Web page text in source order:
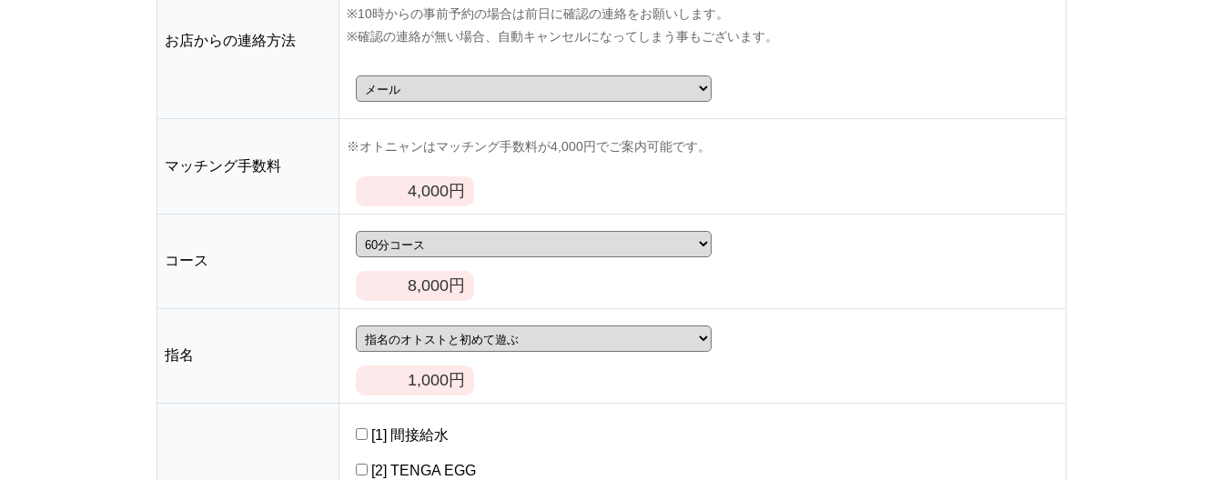
お店からの連絡方法
※10時からの事前予約の場合は前日に確認の連絡をお願いします。
※確認の連絡が無い場合、自動キャンセルになってしまう事もございます。
マッチング手数料
※オトニャンはマッチング手数料が4,000円でご案内可能です。
4,000円
コース
8,000円
指名
1,000円
[1] 間接給水
[2] TENGA EGG